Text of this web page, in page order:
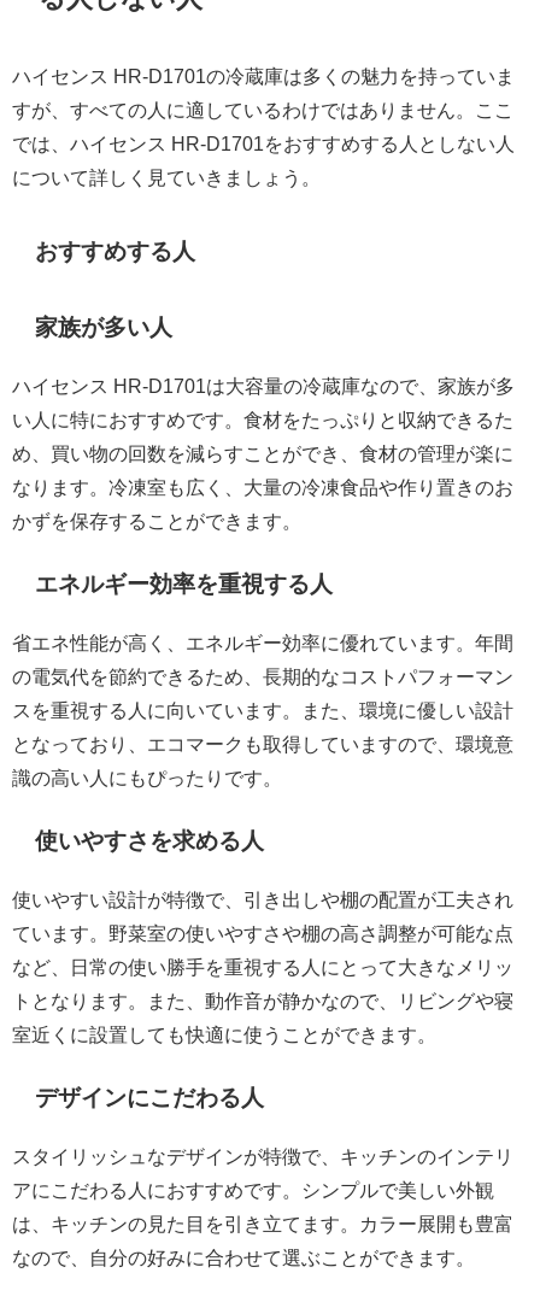
ハイセンス HR-D1701の冷蔵庫は多くの魅力を持っていま
すが、すべての人に適しているわけではありません。ここ
では、ハイセンス HR-D1701をおすすめする人としない人
について詳しく見ていきましょう。
おすすめする人
家族が多い人
ハイセンス HR-D1701は大容量の冷蔵庫なので、家族が多
い人に特におすすめです。食材をたっぷりと収納できるた
め、買い物の回数を減らすことができ、食材の管理が楽に
なります。冷凍室も広く、大量の冷凍食品や作り置きのお
かずを保存することができます。
エネルギー効率を重視する人
省エネ性能が高く、エネルギー効率に優れています。年間
の電気代を節約できるため、長期的なコストパフォーマン
スを重視する人に向いています。また、環境に優しい設計
となっており、エコマークも取得していますので、環境意
識の高い人にもぴったりです。
使いやすさを求める人
使いやすい設計が特徴で、引き出しや棚の配置が工夫され
ています。野菜室の使いやすさや棚の高さ調整が可能な点
など、日常の使い勝手を重視する人にとって大きなメリッ
トとなります。また、動作音が静かなので、リビングや寝
室近くに設置しても快適に使うことができます。
デザインにこだわる人
スタイリッシュなデザインが特徴で、キッチンのインテリ
アにこだわる人におすすめです。シンプルで美しい外観
は、キッチンの見た目を引き立てます。カラー展開も豊富
なので、自分の好みに合わせて選ぶことができます。